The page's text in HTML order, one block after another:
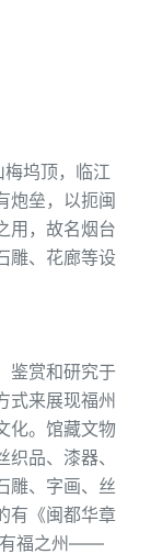
坞顶，临江
炮垒，以扼闽
用，故名烟台
雕、花廊等设
鉴赏和研究于
式来展现福州
化。馆藏文物
品、漆器、
雕、字画、丝
有《闽都华章
有福之州——